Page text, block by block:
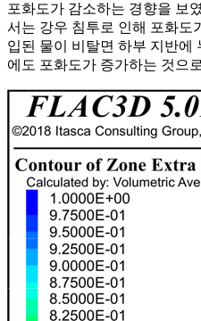
포화도가 감소하는 경향을 보
서는 강우 침투로 인해 포화도
입된 물이 비탈면 하부 지반에
에도 포화도가 증가하는 것으